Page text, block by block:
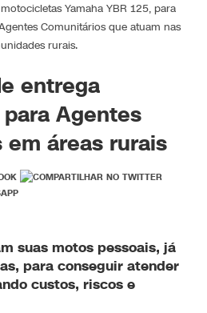
Yamaha YBR 125, para
Comunitários que atuam nas
rurais.
entrega
Agentes
áreas rurais
suas motos pessoais, já
para conseguir atender
custos, riscos e